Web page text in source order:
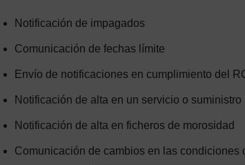
Notificación de impagados
Comunicación de fechas límite
Envío de notificaciones en cumplimiento del
Notificación de alta en un servicio o suministro
Notificación de alta en ficheros de morosidad
Comunicación de cambios en las condiciones